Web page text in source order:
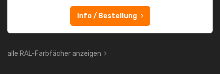
Info / Bestellung
alle RAL-Farbfächer anzeigen